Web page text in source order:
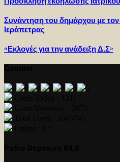
Συνάντηση του δημάρχου με
Ιεράπετρας
«Εκλογές για την ανάδειξη Δ.Σ»